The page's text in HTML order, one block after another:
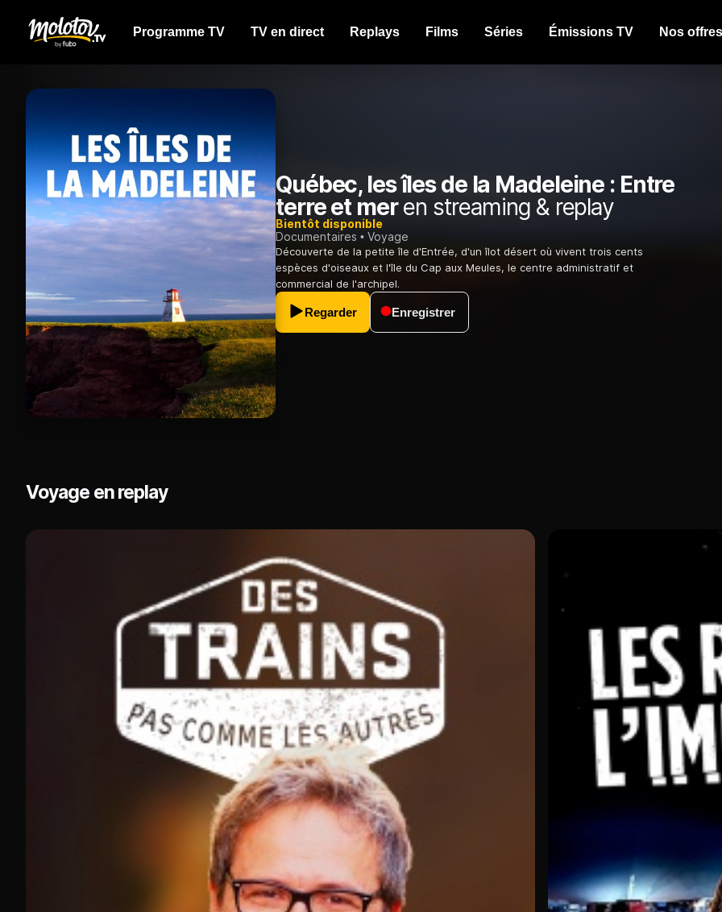
Programme TV TV en direct Replays Films Séries Émissions TV Nos offres
Québec, les îles de la Madeleine : Entre
terre et meren streaming & replay
Bientôt disponible
Documentaires
Voyage
Découverte de la petite île d'Entrée, d'un îlot désert où vivent trois cents
espèces d'oiseaux et l'île du Cap aux Meules, le centre administratif et
commercial de l'archipel.
Regarder Enregistrer
Voyage en replay